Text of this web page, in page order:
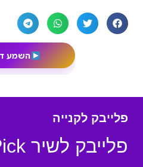
השמע
פלייבק לקנייה
פלייבק לשיר Svika Pick